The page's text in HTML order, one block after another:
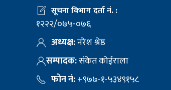
सूचना विभाग दर्ता नं. :
१२२२/०७५-०७६
अध्यक्ष:नरेश श्रेष्ठ
सम्पादक:संकेत कोईराला
फोन नं:+९७७-१-५३४९१५८